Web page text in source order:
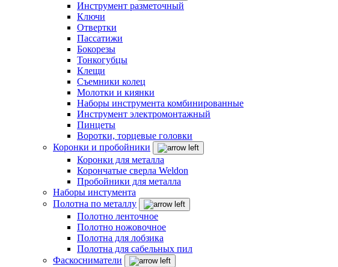
Инструмент разметочный
Ключи
Отвертки
Пассатижи
Бокорезы
Тонкогубцы
Клещи
Съемники колец
Молотки и киянки
Наборы инструмента комбинированные
Инструмент электромонтажный
Пинцеты
Воротки, торцевые головки
Коронки и пробойники
Коронки для металла
Корончатые сверла Weldon
Пробойники для металла
Наборы инстумента
Полотна по металлу
Полотно ленточное
Полотно ножовочное
Полотна для лобзика
Полотна для сабельных пил
Фаскосниматели